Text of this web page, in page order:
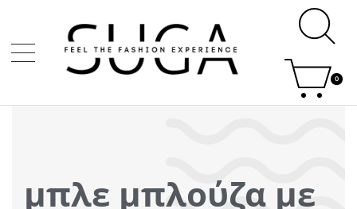
0
μπλε μπλούζα με